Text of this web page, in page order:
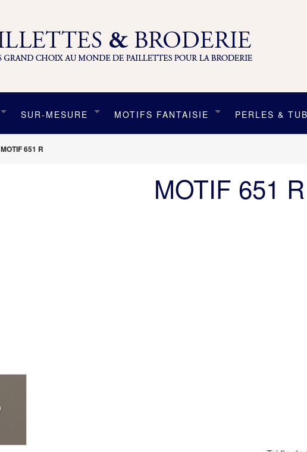
SUR-MESURE MOTIFS FANTAISIE PERLES &
MOTIF 651 R
MOTIF 651 R